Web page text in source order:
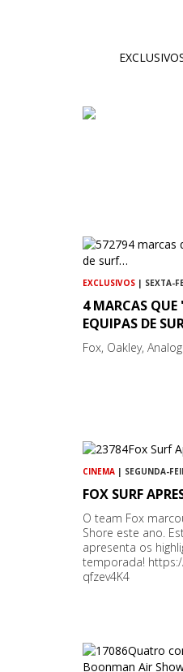
EXCLUSIVOS | SEXTA-
4 MARCAS
EQUIPAS DE
Fox, Oakley,
CINEMA | SEGUNDA-
FOX SURF
O team Fox
Shore este ano.
apresenta os
temporada!
qfzev4K4